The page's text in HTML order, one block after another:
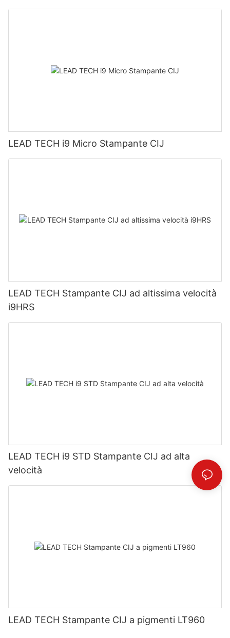
LEAD TECH i9 Micro Stampante CIJ
LEAD TECH Stampante CIJ ad altissima velocità
i9HRS
LEAD TECH i9 STD Stampante CIJ ad alta
velocità
LEAD TECH Stampante CIJ a pigmenti LT960